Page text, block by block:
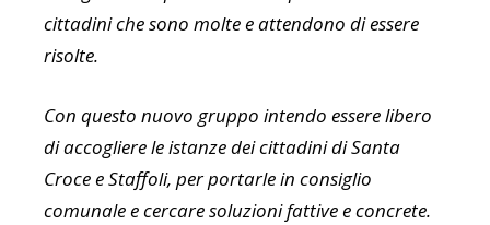
cittadini che sono molte e attendono di essere
risolte.
Con questo nuovo gruppo intendo essere libero
di accogliere le istanze dei cittadini di Santa
Croce e Staffoli, per portarle in consiglio
comunale e cercare soluzioni fattive e concrete.